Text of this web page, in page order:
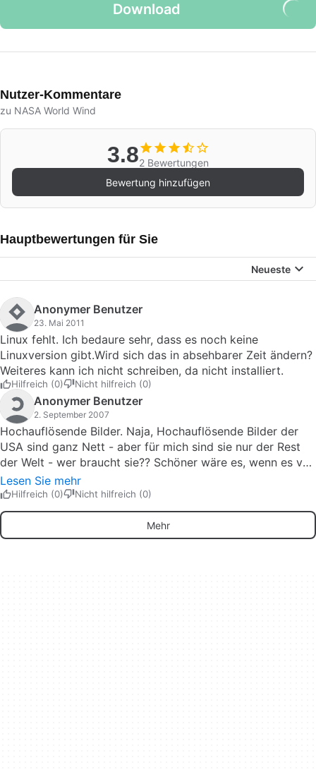
Download
Nutzer-Kommentare
zu NASA World Wind
3.82 Bewertungen
Bewertung hinzufügen
Hauptbewertungen für Sie
Neueste
Anonymer Benutzer
23. Mai 2011
Linux fehlt. Ich bedaure sehr, dass es noch keine
Linuxversion gibt.Wird sich das in absehbarer Zeit ändern?
Weiteres kann ich nicht schreiben, da nicht installiert.
Hilfreich (0) Nicht hilfreich (0)
Anonymer Benutzer
2. September 2007
Hochauflösende Bilder. Naja, Hochauflösende Bilder der
USA sind ganz Nett - aber für mich sind sie nur der Rest
der Welt - wer braucht sie?? Schöner wäre es, wenn es von
allen anderen Plätzen Hochauflösende Fotos gäbe.Also für
mich ist einwandfrei Google der Favorit, zumal in der
neuen Version auch das Weltall ( und nicht nur der Mond)
zu sehen sind - schönen Gruß an die NASA - ihr lebt schon
hinter dem Mond :-)) Pros: sehr wenig bis keiner Cons:
Lesen Sie mehr
Hilfreich (0) Nicht hilfreich (0)
Mehr